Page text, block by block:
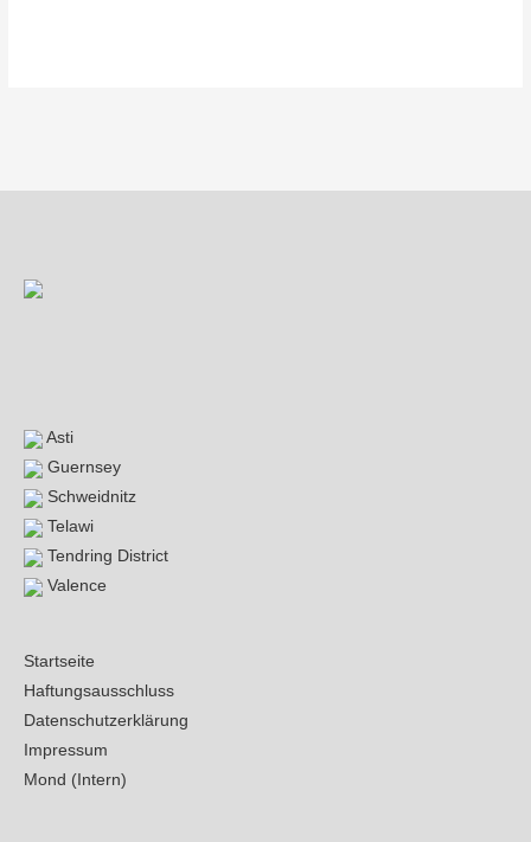
Asti
Guernsey
Schweidnitz
Telawi
Tendring District
Valence
Startseite
Haftungsausschluss
Datenschutzerklärung
Impressum
Mond (Intern)